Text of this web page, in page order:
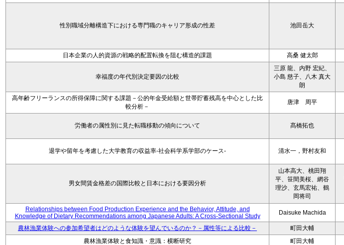
性別職域分離構造下における専門職のキャリア形成の性差 池田岳大
日本企業の人的資源の戦略的配置転換を阻む構造的課題
高桑 健太郎
幸福度の年代別決定要因の比較
三原 龍、内野 宏紀、
小島 慈子、八木 真大
朗
高年齢フリーランスの所得保障に関する課題－公的年金受給額と世帯貯蓄残高を中心とした比
較分析－
唐津 周平
労働者の属性別に見た転職移動の傾向について 髙橋拓也
退学や留年を考慮した大学教育の収益率-社会科学系学部のケース- 清水一，野村友和
男女間賃金格差の国際比較と日本における要因分析
山本高大、桃田翔
平、笹間美桜、網谷
理沙、玄馬宏祐、鶴
岡将司
Relationships between Food Production Experience and the Behavior, Attitude, and
Knowledge of Dietary Recommendations among Japanese Adults: A Cross-Sectional Study
Daisuke Machida
農林漁業体験への参加希望者はどのような体験を望んでいるのか？－属性等による比較－ 町田大輔
農林漁業体験と食知識・意識：横断研究
町田大輔